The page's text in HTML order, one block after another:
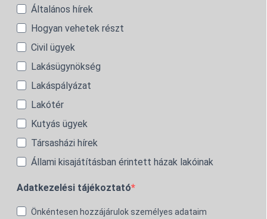
Általános hírek
Hogyan vehetek részt
Civil ügyek
Lakásügynökség
Lakáspályázat
Lakótér
Kutyás ügyek
Társasházi hírek
Állami kisajátításban érintett házak lakóinak
Adatkezelési tájékoztató
Önkéntesen hozzájárulok személyes adataim